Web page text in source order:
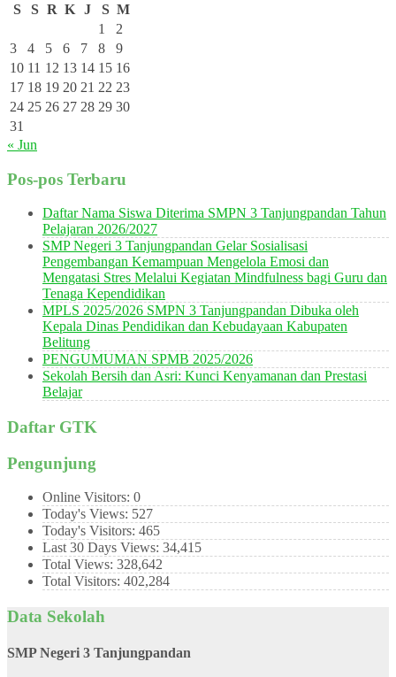
S
S R K J S M
1
2
3
4 5 6 7 8
9
10 11 12 13 14 15 16
17 18 19 20 21 22 23
24 25 26 27 28 29 30
31
« Jun
Pos-pos Terbaru
Daftar Nama Siswa Diterima SMPN 3 Tanjungpandan Tahun
Pelajaran 2026/2027
SMP Negeri 3 Tanjungpandan Gelar Sosialisasi
Pengembangan Kemampuan Mengelola Emosi dan
Mengatasi Stres Melalui Kegiatan Mindfulness bagi Guru dan
Tenaga Kependidikan
MPLS 2025/2026 SMPN 3 Tanjungpandan Dibuka oleh
Kepala Dinas Pendidikan dan Kebudayaan Kabupaten
Belitung
PENGUMUMAN SPMB 2025/2026
Sekolah Bersih dan Asri: Kunci Kenyamanan dan Prestasi
Belajar
Daftar GTK
Pengunjung
Online Visitors: 0
Today's Views: 527
Today's Visitors: 465
Last 30 Days Views: 34,415
Total Views: 328,642
Total Visitors: 402,284
Data Sekolah
SMP Negeri 3 Tanjungpandan